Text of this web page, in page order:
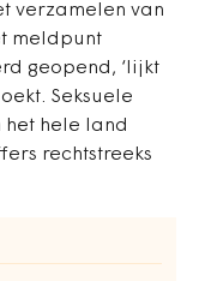
verzamelen van
meldpunt
geopend, ‘lijkt
Seksuele
hele land
rechtstreeks